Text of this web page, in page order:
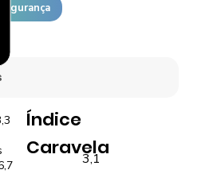
Índice
Caravela
3,1